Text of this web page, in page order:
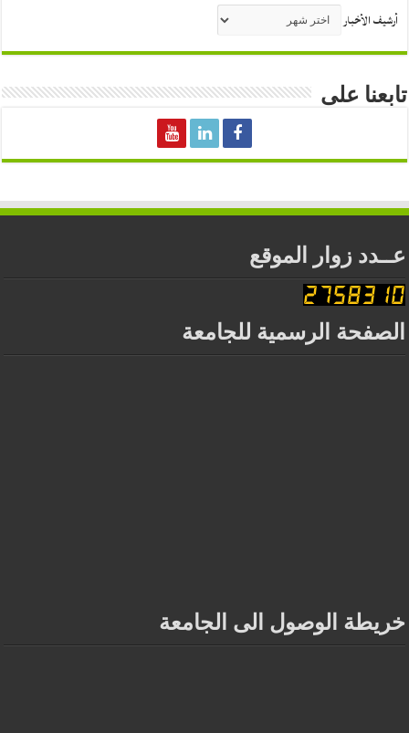
أرشيف الأخبار
تابعنا على
عــدد زوار الموقع
الصفحة الرسمية للجامعة
خريطة الوصول الى الجامعة